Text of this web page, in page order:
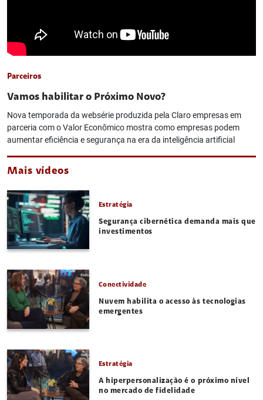
Parceiros
Vamos habilitar o Próximo Novo?
Nova temporada da websérie produzida pela Claro empresas em
parceria com o Valor Econômico mostra como empresas podem
aumentar eficiência e segurança na era da inteligência artificial
Mais vídeos
Estratégia
Segurança cibernética demanda mais que
investimentos
Conectividade
Nuvem habilita o acesso às tecnologias
emergentes
Estratégia
A hiperpersonalização é o próximo nível
no mercado de fidelidade